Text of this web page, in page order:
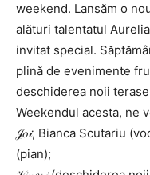
weekend. Lansăm o
alături talentatul
invitat special.
plină de evenimente
deschiderea noii terase
Weekendul acesta, ne
𝒥𝑜𝒾, Bianca Scutariu
(pian);